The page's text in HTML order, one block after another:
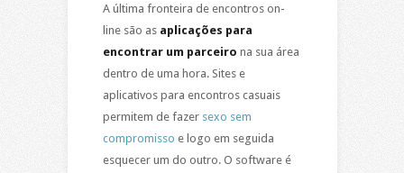
A última fronteira de encontros on-
line são as aplicações para
encontrar um parceiro na sua área
dentro de uma hora. Sites e
aplicativos para encontros casuais
permitem de fazer sexo sem
compromisso e logo em seguida
esquecer um do outro. O software é